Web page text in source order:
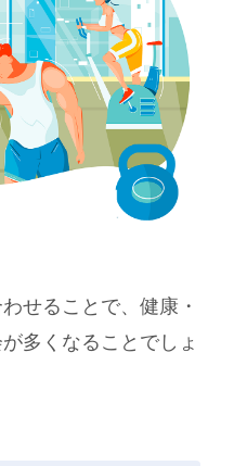
せることで、健康・
多くなることでしょ